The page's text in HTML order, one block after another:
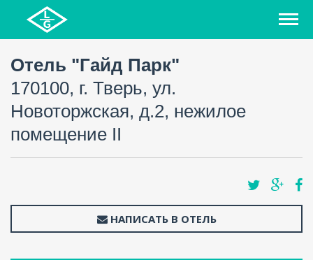
Отель "Гайд Парк"
170100, г. Тверь, ул.
Новоторжская, д.2, нежилое
помещение II
НАПИСАТЬ В ОТЕЛЬ